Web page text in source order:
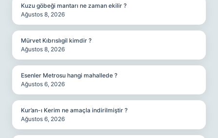
Kuzu göbeği mantarı ne zaman ekilir ?
Ağustos 8, 2026
Mürvet Kıbrıslıgil kimdir ?
Ağustos 8, 2026
Esenler Metrosu hangi mahallede ?
Ağustos 6, 2026
Kur’an-ı Kerim ne amaçla indirilmiştir ?
Ağustos 6, 2026